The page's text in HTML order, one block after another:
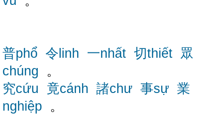
普phổ 令linh 一nhất 切thiết 眾
chúng 。
究cứu
竟cánh 諸chư 事sự 業
nghiệp 。